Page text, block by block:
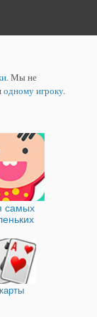
. Мы не
одному игроку.
самых
карты